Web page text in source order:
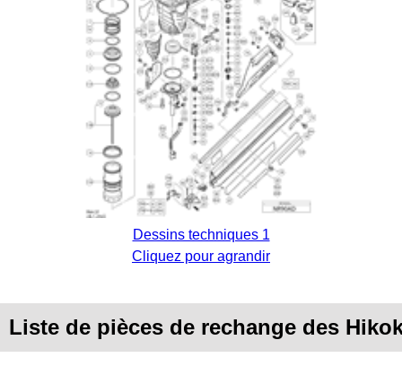
Dessins techniques 1
Cliquez pour agrandir
Liste de pièces de rechange des